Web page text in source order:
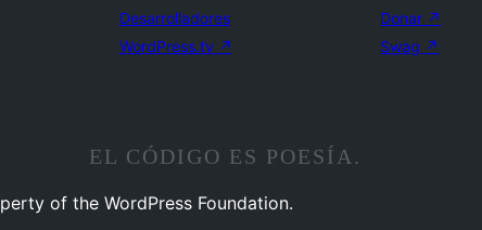
Desarrolladores
WordPress.tv ↗
Donar ↗
Swag ↗
EL CÓDIGO ES POESÍA.
of the WordPress Foundation.